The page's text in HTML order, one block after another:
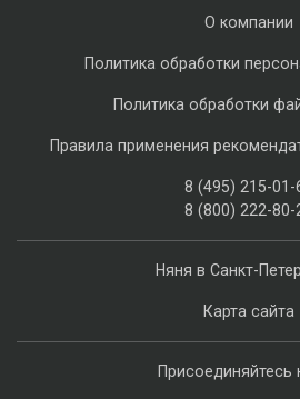
Няня в Санкт-
Карта сайта
О компании
Политика обработки
Политика обработки
Правила применения
8 (495) 215-01-
8 (800) 222-80-
Присоединяйтесь